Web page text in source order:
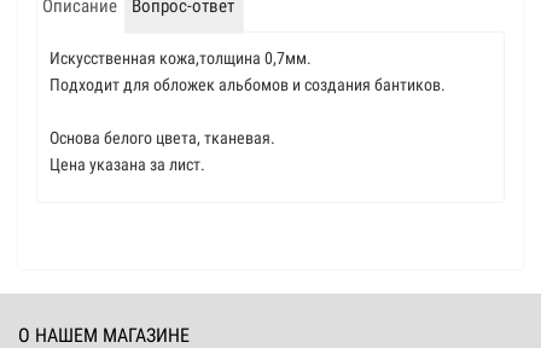
Описание Вопрос-ответ
Искусственная кожа,толщина 0,7мм.
Подходит для обложек альбомов и создания бантиков.
Основа белого цвета, тканевая.
Цена указана за лист.
О НАШЕМ МАГАЗИНЕ